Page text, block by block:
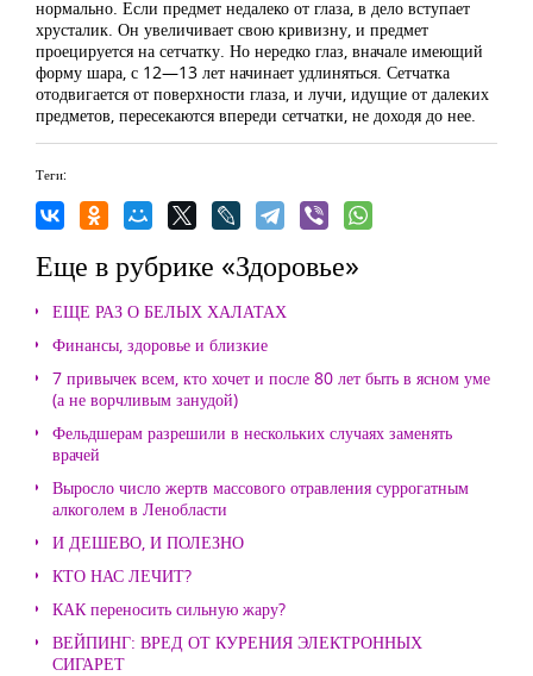
нормально. Если предмет недалеко от глаза, в дело вступает
хрусталик. Он увеличивает свою кривизну, и предмет
проецируется на сетчатку. Но нередко глаз, вначале имеющий
форму шара, с 12—13 лет начинает удлиняться. Сетчатка
отодвигается от поверхности глаза, и лучи, идущие от далеких
предметов, пересекаются впереди сетчатки, не доходя до нее.
Теги:
Еще в рубрике «Здоровье»
ЕЩЕ РАЗ О БЕЛЫХ ХАЛАТАХ
Финансы, здоровье и близкие
7 привычек всем, кто хочет и после 80 лет быть в ясном уме
(а не ворчливым занудой)
Фельдшерам разрешили в нескольких случаях заменять
врачей
Выросло число жертв массового отравления суррогатным
алкоголем в Ленобласти
И ДЕШЕВО, И ПОЛЕЗНО
КТО НАС ЛЕЧИТ?
КАК переносить сильную жару?
ВЕЙПИНГ: ВРЕД ОТ КУРЕНИЯ ЭЛЕКТРОННЫХ
СИГАРЕТ